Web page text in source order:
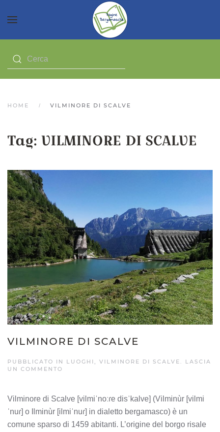
HOME VILMINORE DI SCALVE
Tag: VILMINORE DI SCALVE
VILMINORE DI SCALVE
PUBBLICATO IN LUOGHI VILMINORE DI SCALVE
LASCIA
UN COMMENTO
Vilminore di Scalve [vilmiˈnoːɾe disˈkalve] (Vilminùr [vilmi
ˈnuɾ] o Ilminùr [ilmiˈnuɾ] in dialetto bergamasco) è un
comune sparso di 1459 abitanti. L’origine del borgo risale